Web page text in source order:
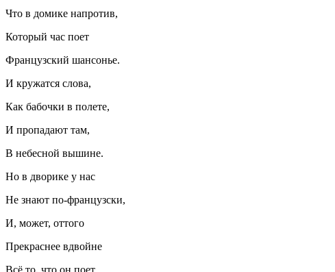
Что в домике напротив,
Который час поет
Французский шансонье.
И кружатся слова,
Как бабочки в полете,
И пропадают там,
В небесной вышине.
Но в дворике у нас
Не знают по-французски,
И, может, оттого
Прекраснее вдвойне
Всё то, что он поет